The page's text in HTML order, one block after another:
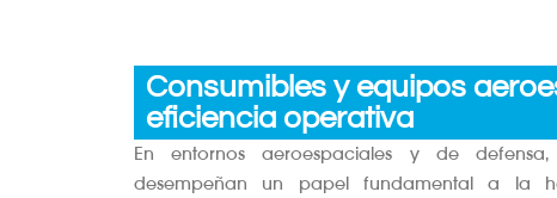
Consumibles y equipos
eficiencia operativa
En entornos aeroespaciales y de
desempeñan un papel fundamental a la